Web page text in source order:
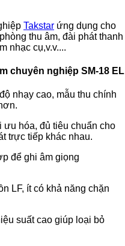
Takstar ứng dụng cho
thu âm, đài phát thanh
nhạc cụ,v.v....
chuyên nghiệp SM-18 EL
nhạy cao, mẫu thu chính
hóa, đủ tiêu chuẩn cho
trực tiếp khác nhau.
để ghi âm giọng
LF, ít có khả năng chặn
suất cao giúp loại bỏ